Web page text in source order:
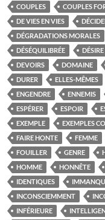
COUPLES COUPLES
DE VIES EN VIES
DÉGRADATIONS MORALES
DÉSÉQUILIBRÉE
DÉSIRE
DEVOIRS
DOMAINE
DURER
ELLES-MÊMES
ENGENDRE
ENNEMIS
ESPÉRER
ESPOIR
EXEMPLE
EXEMPLES
FAIRE HONTE
FEMME
FOUILLER
GENRE
HOMME
HONNÊTE
IDENTIQUES
INCONSCIEMMENT
INFÉRIEURE